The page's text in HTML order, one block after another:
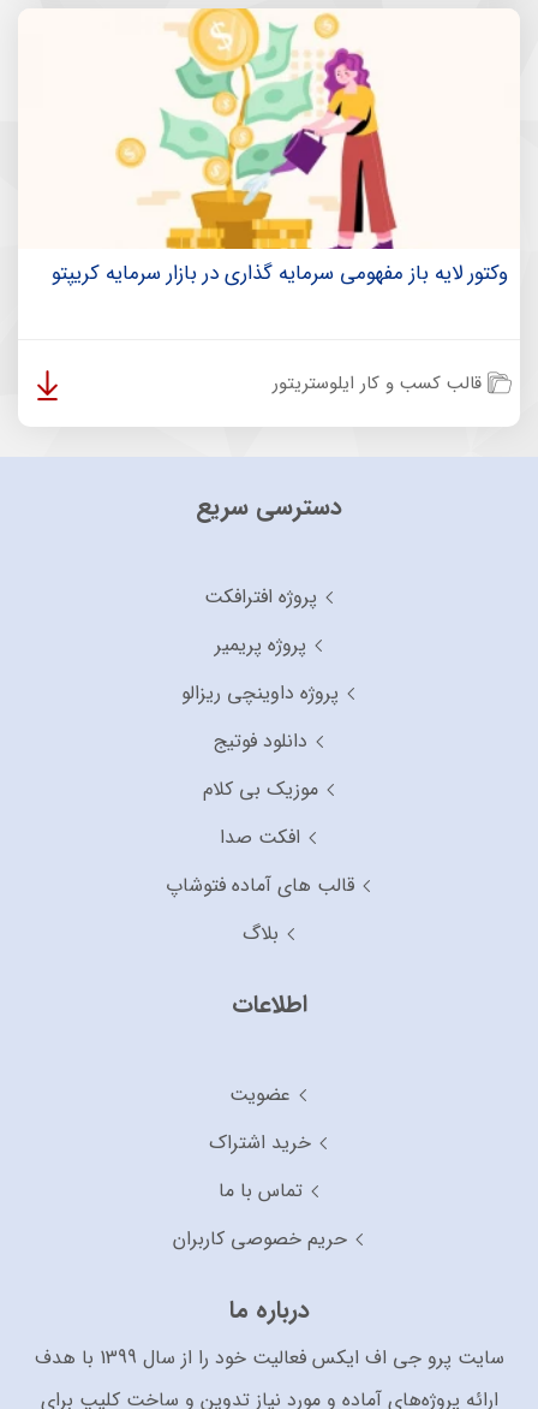
وکتور لایه باز مفهومی سرمایه گذاری در بازار سرمایه کریپتو
قالب کسب و کار ایلوستریتور
دسترسی سریع
پروژه افترافکت
پروژه پریمیر
پروژه داوینچی ریزالو
دانلود فوتیج
موزیک بی کلام
افکت صدا
قالب های آماده فتوشاپ
بلاگ
اطلاعات
عضویت
خرید اشتراک
تماس با ما
حریم خصوصی کاربران
درباره ما
سایت پرو جی اف ایکس فعالیت خود را از سال 1399 با هدف
ارائه پروژه‌های آماده و مورد نیاز تدوین و ساخت کلیپ برای